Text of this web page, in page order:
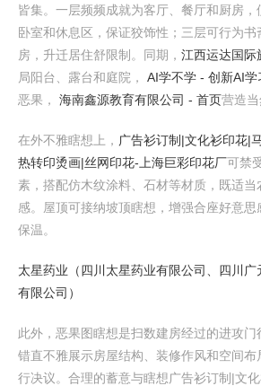
皆集。一层频频成就为客厅、餐厅和厨房
卧室和休息区，保证狡饰性；三层可行为
房，升迁居住舒限制。同期， 江西运达国际
局阳台、露台和庭院， AI学不学 - 创新AI学
恶果， 海南鑫源教育有限公司 - 首页营造当
在外不雅瞎想上， 广告衫订制|文化衫印花|
热转印烫画|丝网印花-上海巨彩印花厂可禁
素，搭配仿木纹涂料、石材等材质，既适
感。屋顶可接纳坡顶瞎想，增强合座好意
保温。
太星药业（四川太星药业有限公司、四川
有限公司）
此外，恶果图瞎想是扫数建房经过的进攻
错直不雅展示房屋结构、装修作风和空间
行决议。合理的蓄意与瞎想广告衫订制|文